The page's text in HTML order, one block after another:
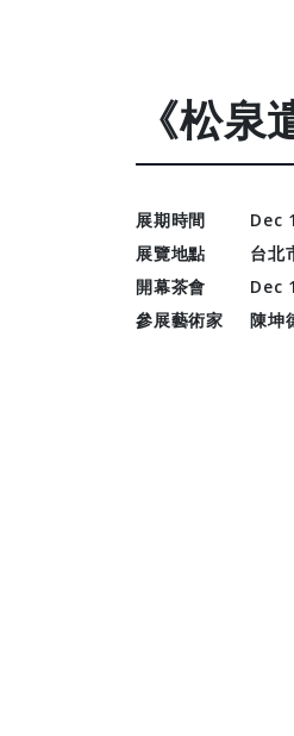
《松
展期時間
Dec
展覽地點
台北
開幕茶會
Dec
參展藝術家
陳坤